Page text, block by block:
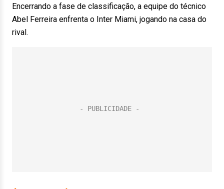
Encerrando a fase de classificação, a equipe do técnico
Abel Ferreira enfrenta o Inter Miami, jogando na casa do
rival.